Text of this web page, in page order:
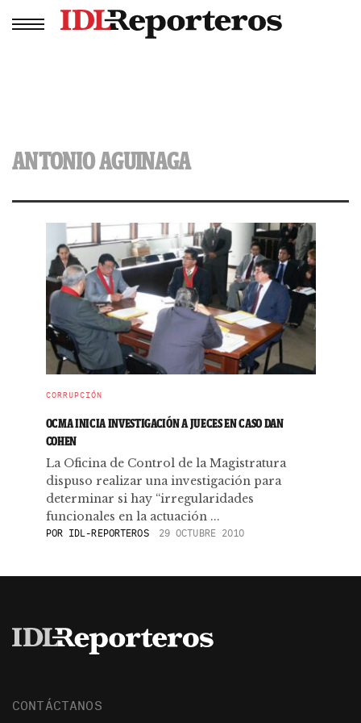
ANTONIO AGUINAGA
CORRUPCIÓN
OCMA INICIA INVESTIGACIÓN A JUECES EN CASO DAN
COHEN
La Oficina de Control de la Magistratura
dispuso realizar una investigación para
determinar si hay “irregularidades
funcionales en la actuación ...
POR IDL-REPORTEROS 29 OCTUBRE 2010
CONTÁCTANOS